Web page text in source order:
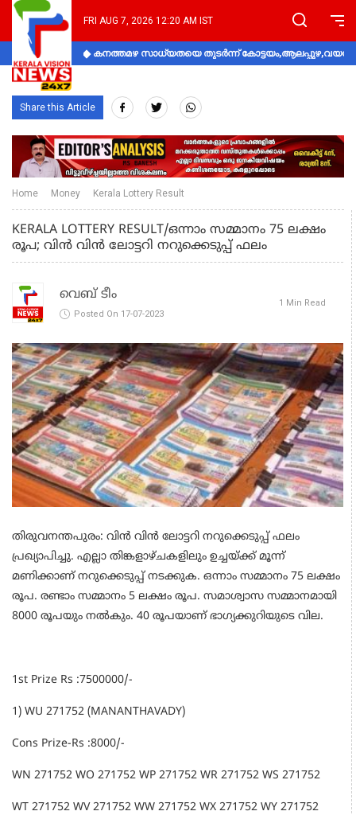
FRI AUG 7, 2026 12:20 AM IST
കനത്തമഴ സാധ്യതയെ തുടർന്ന്
Share this Article
Home Money Kerala Lottery Result
KERALA LOTTERY RESULT/ഒന്നാം സമ്മാനം 75 ലക്ഷം
രൂപ; വിൻ വിൻ ലോട്ടറി നറുക്കെടുപ്പ് ഫലം
വെബ് ടീം
Posted On 17-07-2023
1 Min Read
തിരുവനന്തപുരം: വിൻ വിൻ ലോട്ടറി നറുക്കെടുപ്പ് ഫലം
പ്രഖ്യാപിച്ചു. എല്ലാ തിങ്കളാഴ്ചകളിലും ഉച്ചയ്ക്ക് മൂന്ന്
മണിക്കാണ് നറുക്കെടുപ്പ് നടക്കുക. ഒന്നാം സമ്മാനം 75 ലക്ഷം
രൂപ. രണ്ടാം സമ്മാനം 5 ലക്ഷം രൂപ. സമാശ്വാസ സമ്മാനമായി
8000 രൂപയും നൽകും. 40 രൂപയാണ് ഭാഗ്യക്കുറിയുടെ വില.
1st Prize Rs :7500000/-
1) WU 271752 (MANANTHAVADY)
Cons Prize-Rs :8000/-
WN 271752 WO 271752 WP 271752 WR 271752 WS 271752
WT 271752 WV 271752 WW 271752 WX 271752 WY 271752